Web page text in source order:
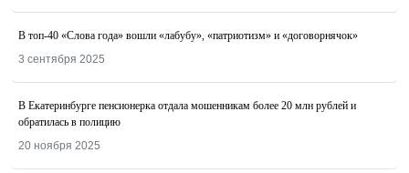
В топ-40 «Слова года» вошли «лабубу», «патриотизм» и «договорнячок»
3 сентября 2025
В Екатеринбурге пенсионерка отдала мошенникам более 20 млн рублей и
обратилась в полицию
20 ноября 2025